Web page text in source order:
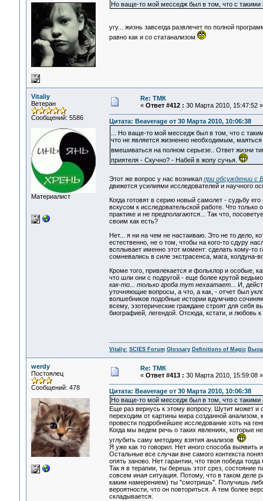
Но ваще-то мой месседж был в том, что с такими
угу... жизнь завсегда развлечет по полной
равно как и со статанализом
Vitaliy
Ветеран
Сообщений: 5586
Материалист
Re: ТМК
« Ответ #412 : 30 Марта 2010, 15:47:52 »
Цитата: Beaverage от 30 Марта 2010, 10:06:38
... Но ваще-то мой месседж был в том, что с
что не является жизненно необходимым,
вмешиваться на полном серьезе.. Ответ жизни
приятеля - Скучно? - Набей в жопу сучья.
Этот же вопрос у нас возникал при обсуждении с
движется усилиями исследователей и научного
Когда готовят в серию новый самолет - судьбу
вскусом к исследовательской работе. Что
практике и не предполагаются... Так что,
своим как есть?
Нет... я ни на чем не настаиваю. Это не то дело,
естественно, не о том, чтобы на кого-то сдуру
всплывает именно этот момент: сделать кому-то
сомневались в силе экстрасенса, мага, колдуна-
Кроме того, привлекается и фольклор и особые,
что шли они с подругой - еще более крутой
как-то... только гроба тут нехватает...
И,
уточняющие вопросы, а что, а как, - отчет был
волшебников подобные истории вдумчиво
всему, эзотерические граждане строят для
биографией, легендой. Отсюда, кстати, и любовь
Vitaliy: SCIES Forum Glossary Definitions of Magic
werdy
Постоялец
Сообщений: 478
Re: ТМК
« Ответ #413 : 30 Марта 2010, 15:59:08 »
Цитата: Beaverage от 30 Марта 2010, 10:06:38
Но ваще-то мой месседж был в том, что с такими
Еще раз вернусь к этому вопросу. Шутит может и
переходим от картины мира созданной анализом,
провести подробнейшее исследование хоть на
Когда мы ведем речь о таких явлениях, которые
углубить саму методику взятия анализов
Я уже как то говорил. Нет иного способа выявить
Остальные все случаи вне самого контекста
опять заново. Нет гарантии, что твоя победа
Так я в терапии, ты берешь этот срез,
совсем иная ситуация. Потому, что в таком деле
каким намерением) ты "смотришь". Получишь
вероятности, что он повториться. А тем более
складывается.